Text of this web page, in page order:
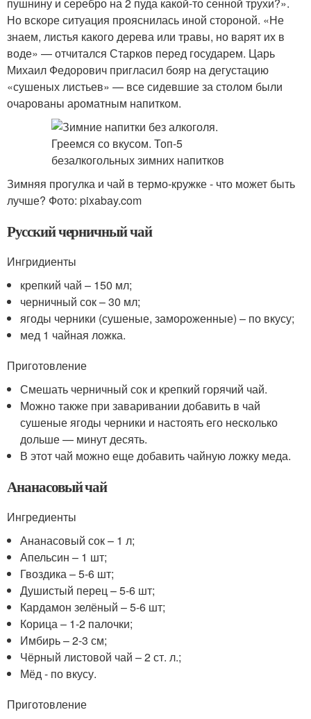
Но вскоре ситуация прояснилась иной стороной. «Не
знаем, листья какого дерева или травы, но варят их в
воде» — отчитался Старков перед государем. Царь
Михаил Федорович пригласил бояр на дегустацию
«сушеных листьев» — все сидевшие за столом были
очарованы ароматным напитком.
Зимняя прогулка и чай в термо-кружке - что может быть
лучше? Фото: pixabay.com
Русский черничный чай
Ингридиенты
крепкий чай – 150 мл;
черничный сок – 30 мл;
ягоды черники (сушеные, замороженные) – по вкусу;
мед 1 чайная ложка.
Приготовление
Смешать черничный сок и крепкий горячий чай.
Можно также при заваривании добавить в чай
сушеные ягоды черники и настоять его несколько
дольше — минут десять.
В этот чай можно еще добавить чайную ложку меда.
Ананасовый чай
Ингредиенты
Ананасовый сок – 1 л;
Апельсин – 1 шт;
Гвоздика – 5-6 шт;
Душистый перец – 5-6 шт;
Кардамон зелёный – 5-6 шт;
Корица – 1-2 палочки;
Имбирь – 2-3 см;
Чёрный листовой чай – 2 ст. л.;
Мёд - по вкусу.
Приготовление